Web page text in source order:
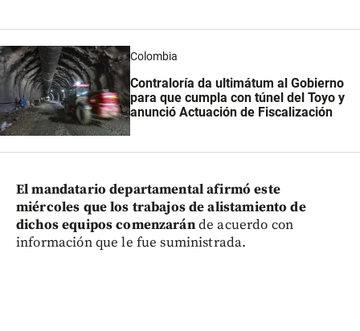
Colombia
Contraloría da ultimátum al Gobierno
para que cumpla con túnel del Toyo y
anunció Actuación de Fiscalización
El mandatario departamental afirmó este
miércoles que los trabajos de alistamiento de
dichos equipos comenzaránde acuerdo con
información que le fue suministrada.